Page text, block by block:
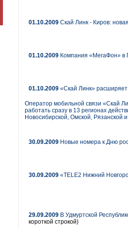
01.10.2009 Скай Линк - Киров:
01.10.2009 Компания «МегаФон» в
01.10.2009 «Скай Линк»
Оператор мобильной связи «Скай
работать сразу в 13 регионах
Новосибирской, Омской, Рязанской
30.09.2009 Новые номера к Дню
30.09.2009 «TELE2 Нижний
29.09.2009 В Удмуртской
короткой строкой)